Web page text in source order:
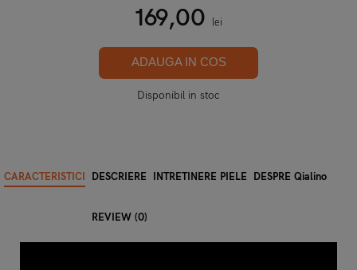
169,00 lei
ADAUGA IN COS
Disponibil in stoc
CARACTERISTICI DESCRIERE INTRETINERE PIELE DESPRE Qialino
REVIEW (0)